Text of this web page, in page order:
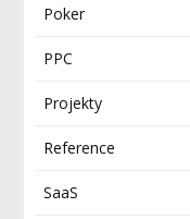
Poker
PPC
Projekty
Reference
SaaS